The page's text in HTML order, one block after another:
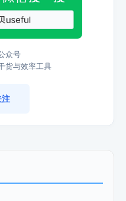
众号
货与效率工具
注